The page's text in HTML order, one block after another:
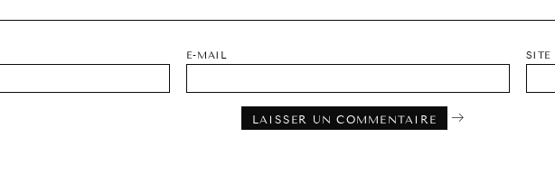
E-MAIL SITE